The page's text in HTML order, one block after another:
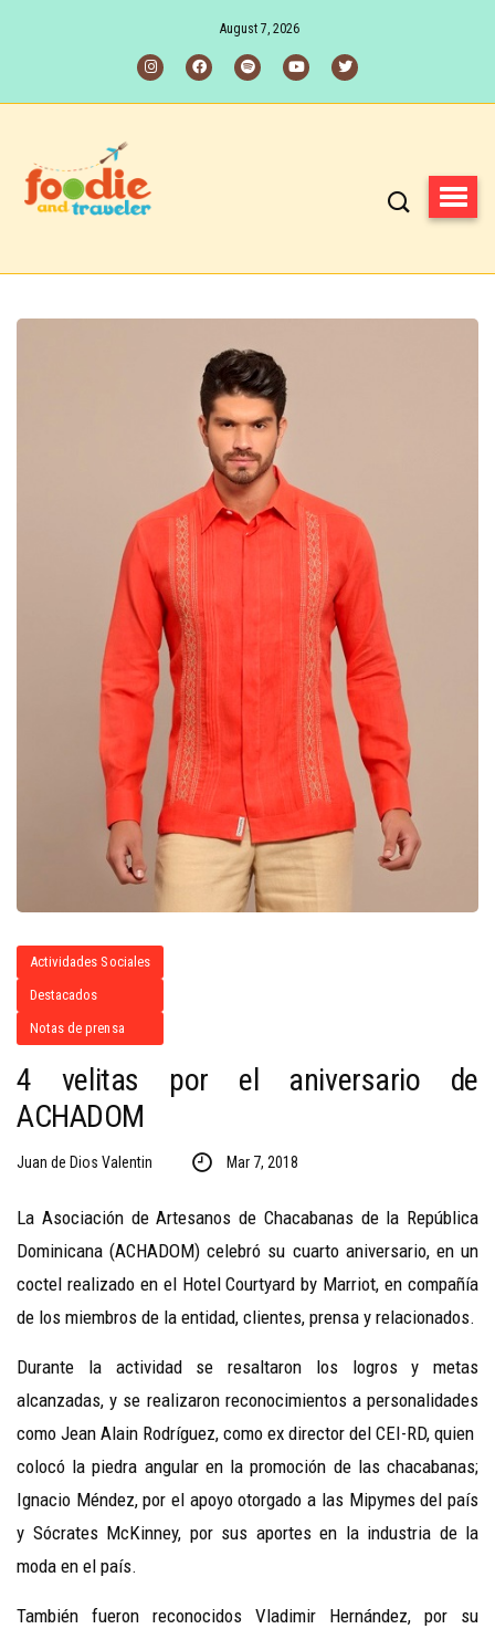
August 7, 2026
Actividades Sociales
Destacados
Notas de prensa
4 velitas por el aniversario de
ACHADOM
Juan de Dios Valentin Mar 7, 2018
La Asociación de Artesanos de Chacabanas de la República
Dominicana (ACHADOM) celebró su cuarto aniversario, en un
coctel realizado en el Hotel Courtyard by Marriot, en compañía
de los miembros de la entidad, clientes, prensa y relacionados.
Durante la actividad se resaltaron los logros y metas
alcanzadas, y se realizaron reconocimientos a personalidades
como Jean Alain Rodríguez, como ex director del CEI-RD, quien
colocó la piedra angular en la promoción de las chacabanas;
Ignacio Méndez, por el apoyo otorgado a las Mipymes del país
y Sócrates McKinney, por sus aportes en la industria de la
moda en el país.
También fueron reconocidos Vladimir Hernández, por su